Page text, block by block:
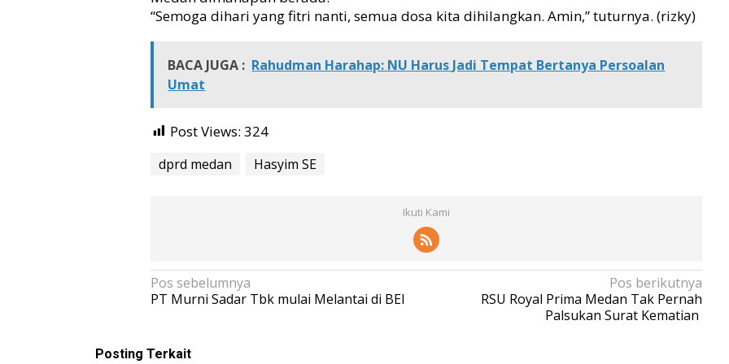
i
“Semoga dihari yang fitri nanti, semua dosa kita dihilangkan. Amin,” tuturnya. (rizky)
BACA JUGA : Rahudman Harahap: NU Harus Jadi Tempat Bertanya Persoalan
Umat
Post Views: 324
dprd medan Hasyim SE
Ikuti Kami
N
a
i
Pos sebelumnya
PT Murni Sadar Tbk mulai Melantai di BEI
Pos berikutnya
RSU Royal Prima Medan Tak Pernah
Palsukan Surat Kematian
Posting Terkait